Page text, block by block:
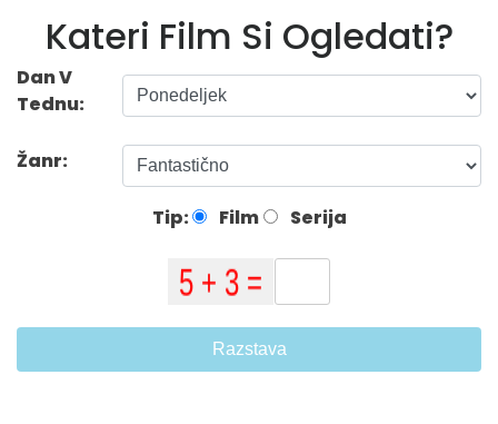
Kateri Film Si Ogledati?
Dan V
Tednu:
Žanr:
Tip: Film Serija
Razstava